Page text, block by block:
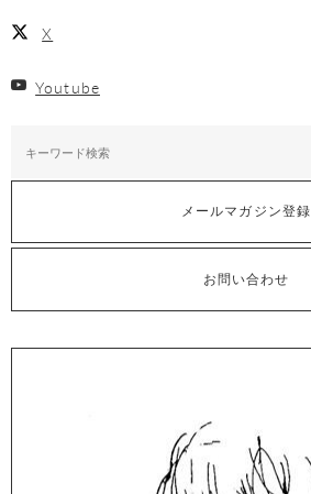
X
Youtube
メールマガジン登録
お問い合わせ